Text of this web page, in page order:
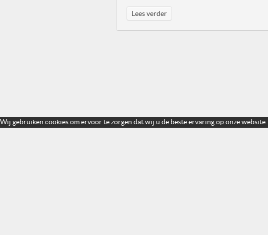
Lees verder
Wij gebruiken cookies om ervoor te zorgen dat wij u de beste ervaring op onze